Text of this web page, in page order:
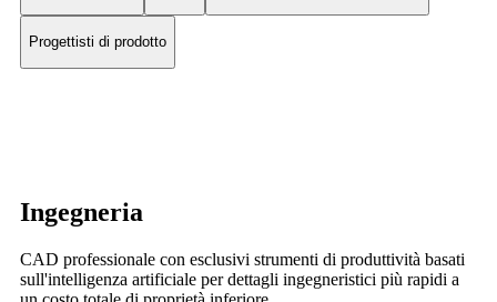
Progettisti di prodotto
Ingegneria
CAD professionale con esclusivi strumenti di produttività basati
sull'intelligenza artificiale per dettagli ingegneristici più rapidi a